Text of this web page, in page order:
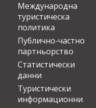
Международна
туристическа
политика
Публично-частно
партньорство
Статистически
данни
Туристически
информационни